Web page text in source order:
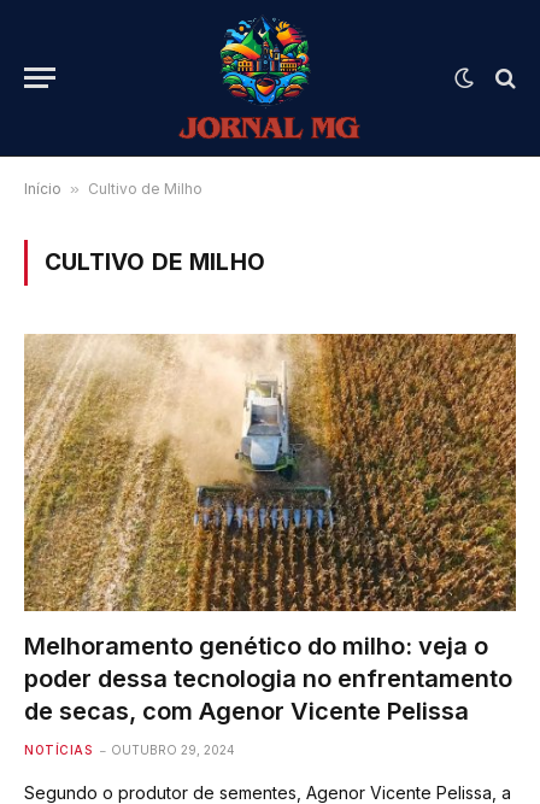
Início » Cultivo de Milho
CULTIVO DE MILHO
Melhoramento genético do milho: veja o
poder dessa tecnologia no enfrentamento
de secas, com Agenor Vicente Pelissa
NOTÍCIAS OUTUBRO 29, 2024
Segundo o produtor de sementes, Agenor Vicente Pelissa, a